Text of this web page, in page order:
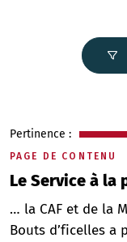
PAGE DE CONTENU
Le Service à la
Pertinence :
… la CAF et de la
Bouts d’ficelles a